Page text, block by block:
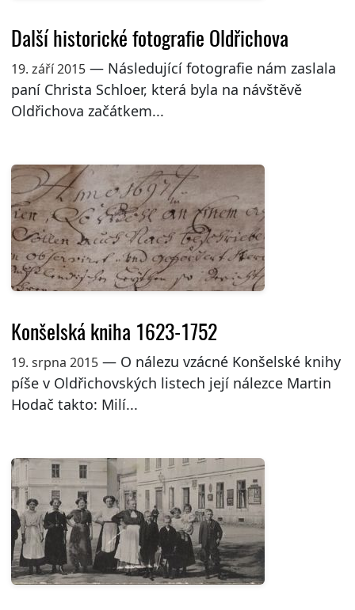
Další historické fotografie Oldřichova
19. září 2015— Následující fotografie nám zaslala
paní Christa Schloer, která byla na návštěvě
Oldřichova začátkem...
Konšelská kniha 1623-1752
19. srpna 2015— O nálezu vzácné Konšelské knihy
píše v Oldřichovských listech její nálezce Martin
Hodač takto: Milí...